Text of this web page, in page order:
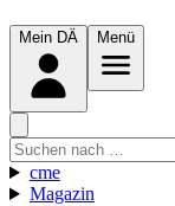
Mein DÄ Menü
cme
Magazin